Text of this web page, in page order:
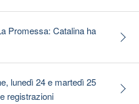
Promessa: Catalina ha
lunedì 24 e martedì 25
registrazioni